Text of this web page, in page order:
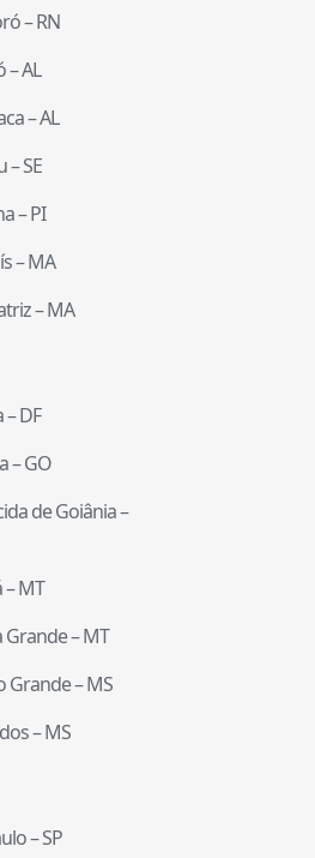
–RN
–AL
–AL
–SE
–PI
–MA
–MA
–DF
–GO
de Goiânia–
–MT
Grande–MT
Grande–MS
–MS
–SP